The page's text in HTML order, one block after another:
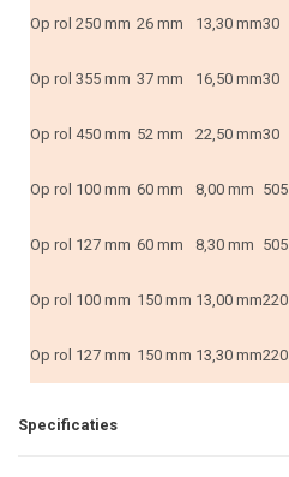
Op rol 250 mm 26 mm 13,30 mm30
Op rol 355 mm 37 mm 16,50 mm30
Op rol 450 mm 52 mm 22,50 mm30
Op rol 100 mm 60 mm 8,00 mm 505
Op rol 127 mm 60 mm 8,30 mm 505
Op rol 100 mm 150 mm 13,00 mm220
Op rol 127 mm 150 mm 13,30 mm220
Specificaties